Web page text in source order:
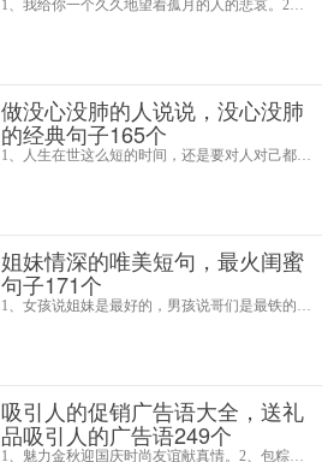
做没心没肺的人说说，没心没肺
的经典句子165个
姐妹情深的唯美短句，最火闺蜜
句子171个
吸引人的促销广告语大全，送礼
品吸引人的广告语249个